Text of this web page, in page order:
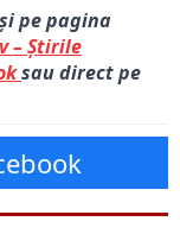
pe pagina
– Știrile
sau direct pe